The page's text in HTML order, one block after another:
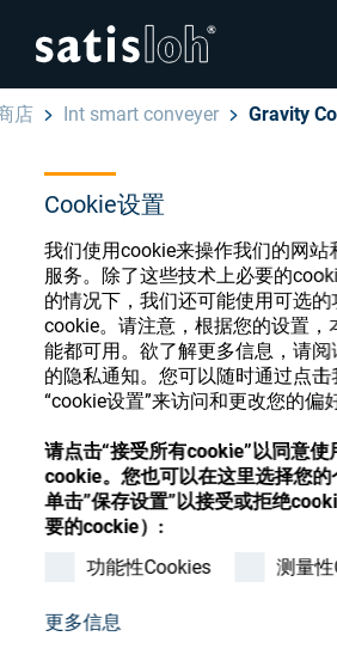
Cookie设置
我们使用cookie来操作我们的网站
服务。除了这些技术上必要的
的情况下，我们还可能使用可选
cookie。请注意，根据您的设置，
能都可用。欲了解更多信息，请
的隐私通知。您可以随时通过点
“cookie设置”来访问和更改您的偏
请点击“接受所有cookie”以同意
cookie。您也可以在这里选择您
单击”保存设置”以接受或拒绝
要的cockie）:
功能性Cookies
测量
更多信息
汉语
眼镜光学
精密光学
我们是谁
加入我们
隐藏页面导航
English
Deutsch
Español
Français
店 Int smart conveyer Gravity
眼镜光学耗材商
注册或登录以访问您的帐户，
种眼镜光学耗材
注册